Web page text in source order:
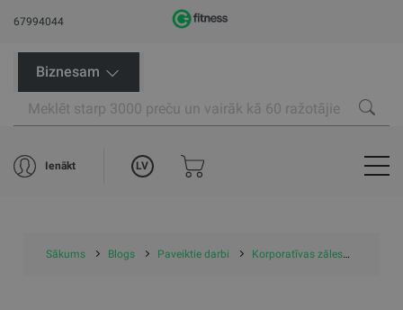
67994044
Biznesam
Ienākt LV
Sākums Blogs Paveiktie darbi Korporatīvas zāles